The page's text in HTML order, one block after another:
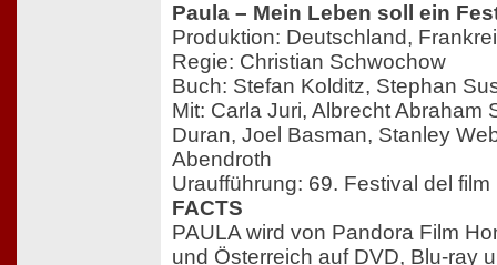
Paula – Mein Leben soll ein
Produktion: Deutschland,
Regie: Christian Schwochow
Buch: Stefan Kolditz, Stephan
Mit: Carla Juri, Albrecht Abraham
Duran, Joel Basman, Stanley
Abendroth
Uraufführung: 69. Festival del
FACTS
PAULA wird von Pandora Film
und Österreich auf DVD, Blu-ray